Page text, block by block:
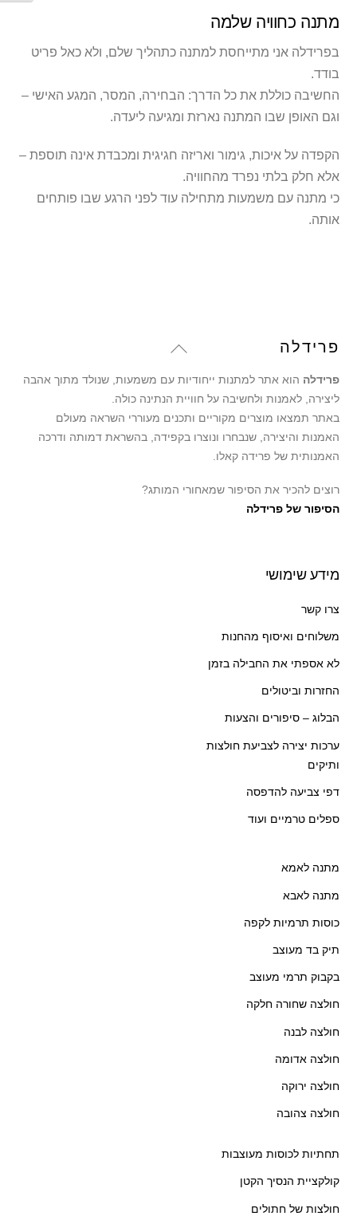
מתנה כחוויה שלמה
בפרידלה אני מתייחסת למתנה כתהליך שלם, ולא כאל פריט
בודד.
החשיבה כוללת את כל הדרך: הבחירה, המסר, המגע האישי –
וגם האופן שבו המתנה נארזת ומגיעה ליעדה.
הקפדה על איכות, גימור ואריזה חגיגית ומכבדת אינה תוספת –
אלא חלק בלתי נפרד מהחוויה.
כי מתנה עם משמעות מתחילה עוד לפני הרגע שבו פותחים
אותה.
Back
Top
פרידלה
פרידלה הוא אתר למתנות ייחודיות עם משמעות, שנולד מתוך אהבה
ליצירה, לאמנות ולחשיבה על חוויית הנתינה כולה.
באתר תמצאו מוצרים מקוריים ותכנים מעוררי השראה מעולם
האמנות והיצירה, שנבחרו ונוצרו בקפידה, בהשראת דמותה ודרכה
האמנותית של פרידה קאלו.
רוצים להכיר את הסיפור שמאחורי המותג?
הסיפור של פרידלה
מידע שימושי
צרו קשר
משלוחים ואיסוף מהחנות
לא אספתי את החבילה בזמן
החזרות וביטולים
הבלוג – סיפורים והצעות
ערכות יצירה לצביעת חולצות
ותיקים
דפי צביעה להדפסה
ספלים טרמיים ועוד
מתנה לאמא
מתנה לאבא
כוסות תרמיות לקפה
תיק בד מעוצב
בקבוק תרמי מעוצב
חולצה שחורה חלקה
חולצה לבנה
חולצה אדומה
חולצה ירוקה
חולצה צהובה
תחתיות לכוסות מעוצבות
קולקציית הנסיך הקטן
חולצות של חתולים